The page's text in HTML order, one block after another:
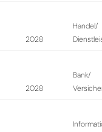
2028
Handel/
2028
Bank/